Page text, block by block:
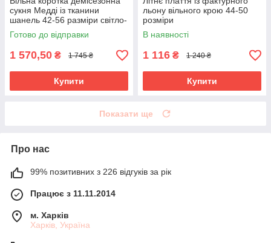
сукня Медді із тканини
шанель 42-56 разміри світло-
сіра
Готово до відправки
1 570,50 ₴ 1 745 ₴
Купити
льону вільного крою 44-50
розміри
В наявності
1 116 ₴ 1 240 ₴
Купити
Показати ще
Про нас
99% позитивних з 226 відгуків за рік
Працює з 11.11.2014
м. Харків
Харків, Україна